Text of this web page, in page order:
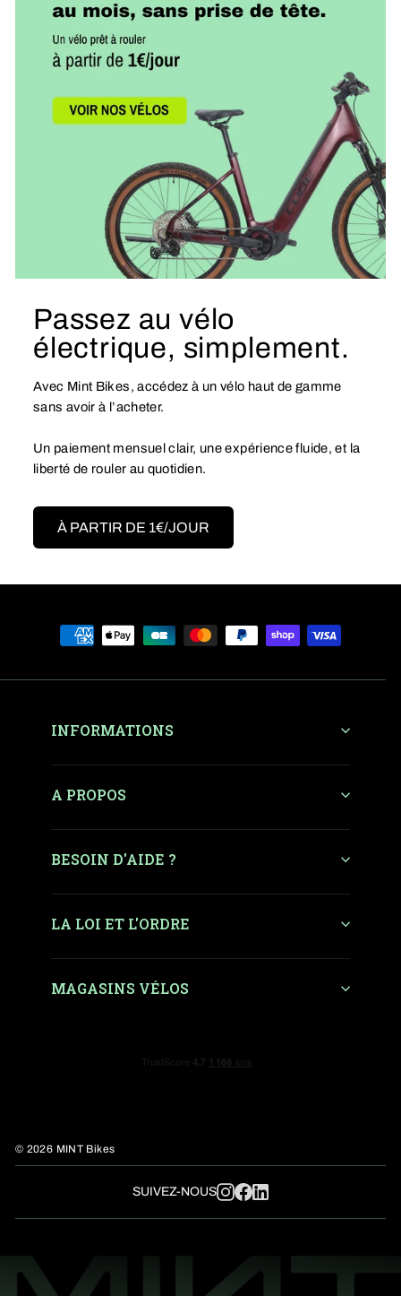
Passez au vélo
électrique, simplement.
Avec Mint Bikes, accédez à un vélo haut de gamme
sans avoir à l’acheter.
Un paiement mensuel clair, une expérience fluide, et la
liberté de rouler au quotidien.
À PARTIR DE 1€/JOUR
INFORMATIONS
A PROPOS
BESOIN D'AIDE ?
LA LOI ET L'ORDRE
MAGASINS VÉLOS
© 2026 MINT Bikes
SUIVEZ-NOUS Instagram
Facebook